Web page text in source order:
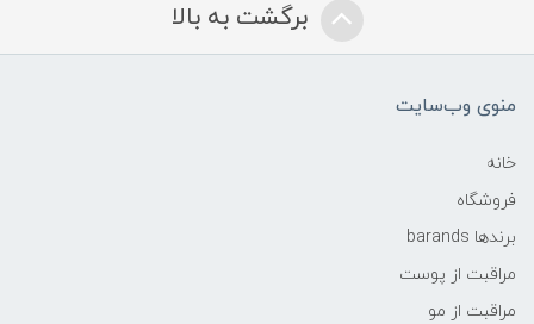
برگشت به بالا
منوی وب‌سایت
خانه
فروشگاه
برندها barands
مراقبت از پوست
مراقبت از مو